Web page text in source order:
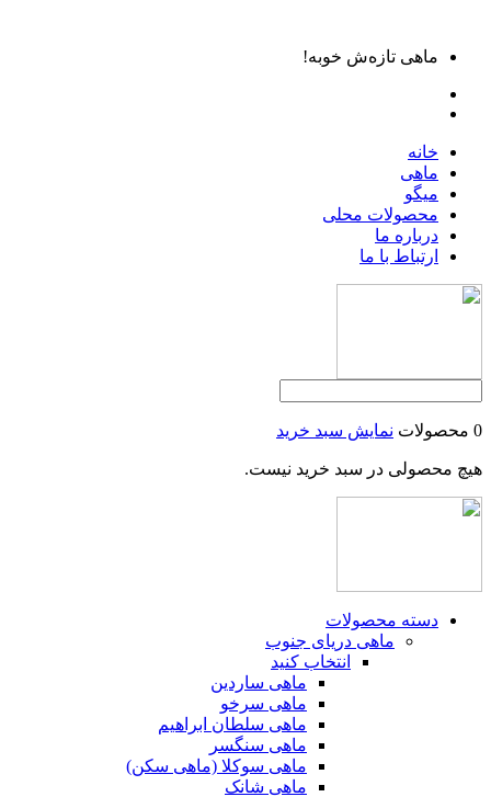
ماهی تازه‌ش خوبه!
خانه
ماهی
میگو
محصولات محلی
درباره ما
ارتباط با ما
0 محصولات نمایش سبد خرید
هیچ محصولی در سبد خرید نیست.
دسته محصولات
ماهی دریای جنوب
انتخاب کنید
ماهی ساردین
ماهی سرخو
ماهی سلطان ابراهیم
ماهی سنگسر
ماهی سوکلا (ماهی سکن)
ماهی شانک